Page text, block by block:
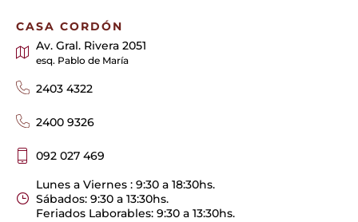
CASA CORDÓN
Av. Gral. Rivera 2051
esq. Pablo de María
2403 4322
2400 9326
092 027 469
Lunes a Viernes : 9:30 a 18:30hs.
Sábados: 9:30 a 13:30hs.
Feriados Laborables: 9:30 a 13:30hs.